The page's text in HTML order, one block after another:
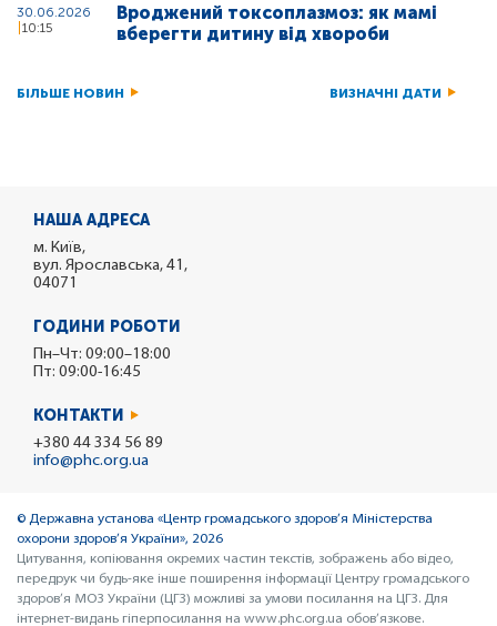
30.06.2026
10:15
Вроджений токсоплазмоз: як мамі
вберегти дитину від хвороби
БІЛЬШЕ НОВИН ВИЗНАЧНІ ДАТИ
НАША АДРЕСА
м. Київ,
вул. Ярославська, 41,
04071
ГОДИНИ РОБОТИ
Пн–Чт: 09:00–18:00
Пт: 09:00-16:45
КОНТАКТИ
+380 44 334 56 89
info@phc.org.ua
© Державна установа «Центр громадського здоров’я Міністерства
охорони здоров’я України», 2026
Цитування, копіювання окремих частин текстів, зображень або відео,
передрук чи будь-яке інше поширення інформації Центру громадського
здоров’я МОЗ України (ЦГЗ) можливі за умови посилання на ЦГЗ. Для
інтернет-видань гіперпосилання на www.phc.org.ua обов’язкове.